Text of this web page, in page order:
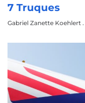
7 Truques
Gabriel Zanette Koehlert